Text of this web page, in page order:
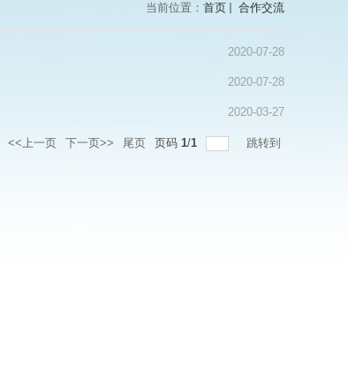
当前位置： 首页 合作交流
2020-07-28
2020-07-28
2020-03-27
<<上一页 下一页>> 尾页 页码 1/1 跳转到